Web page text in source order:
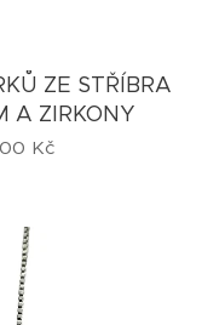
ZE STŘÍBRA
A ZIRKONY
Kč